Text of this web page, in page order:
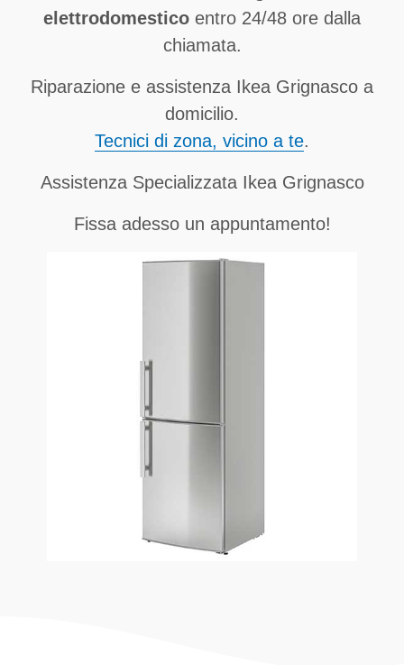
elettrodomestico entro 24/48 ore dalla
chiamata.
Riparazione e assistenza Ikea Grignasco a
domicilio.
Tecnici di zona, vicino a te.
Assistenza Specializzata Ikea Grignasco
Fissa adesso un appuntamento!